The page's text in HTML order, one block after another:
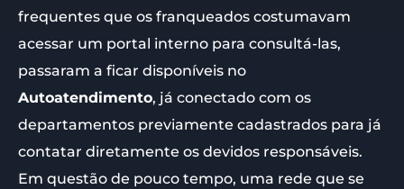
frequentes que os franqueados costumavam
acessar um portal interno para consultá-las,
passaram a ficar disponíveis no
Autoatendimento, já conectado com os
departamentos previamente cadastrados para já
contatar diretamente os devidos responsáveis.
Em questão de pouco tempo, uma rede que se